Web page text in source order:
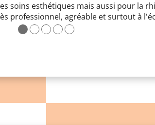
soins esthétiques mais aussi pour la
professionnel, agréable et surtout à
●●●●●